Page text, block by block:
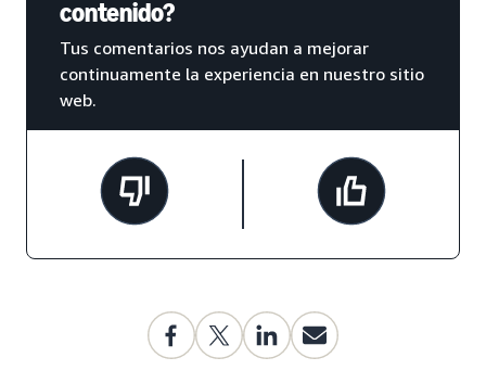
contenido?
Tus comentarios nos ayudan a mejorar
continuamente la experiencia en nuestro sitio
web.